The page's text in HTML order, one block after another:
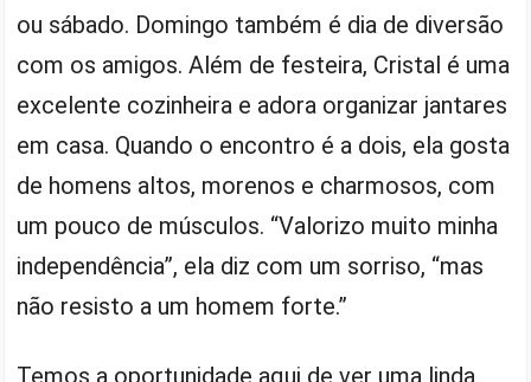
ou sábado. Domingo também é dia de diversão
com os amigos. Além de festeira, Cristal é uma
excelente cozinheira e adora organizar jantares
em casa. Quando o encontro é a dois, ela gosta
de homens altos, morenos e charmosos, com
um pouco de músculos. “Valorizo muito minha
independência”, ela diz com um sorriso, “mas
não resisto a um homem forte.”
Temos a oportunidade aqui de ver uma linda